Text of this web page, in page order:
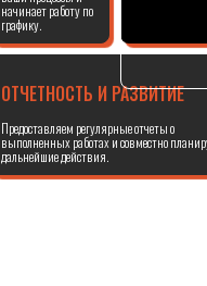
начинает работу по
графику.
ОТЧЕТНОСТЬ И РАЗВИТИЕ
Предоставляем регулярные отчеты о
выполненных работах и совместно
дальнейшие действия.